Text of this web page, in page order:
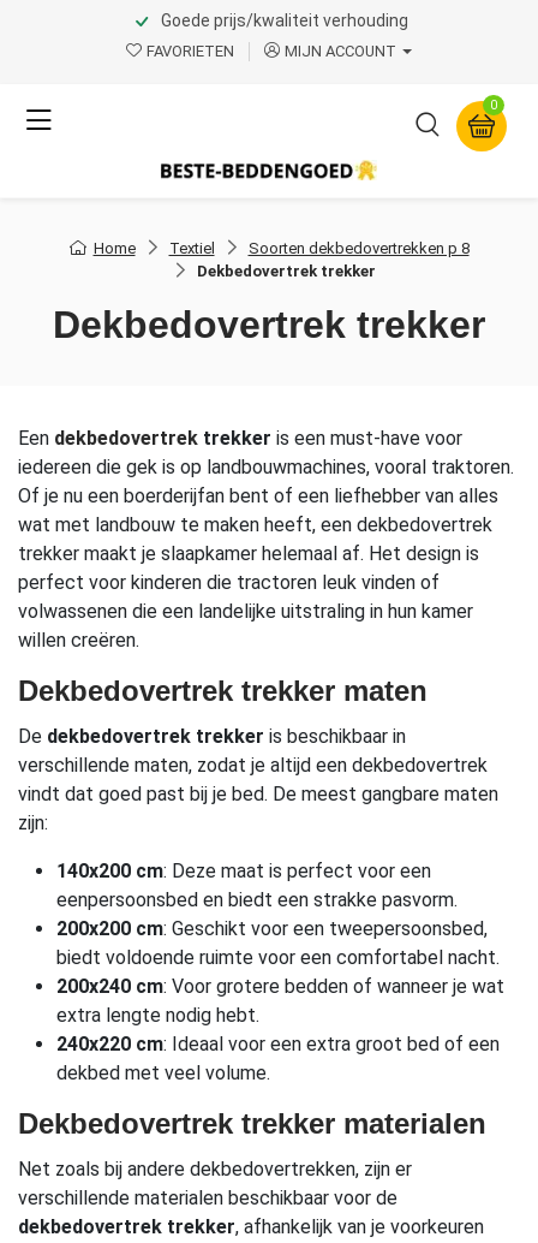
Goede prijs/kwaliteit verhouding
FAVORIETEN MIJN ACCOUNT
0
Home Textiel
Soorten dekbedovertrekken p 8
Dekbedovertrek trekker
Dekbedovertrek trekker
Een dekbedovertrek trekker is een must-have voor
iedereen die gek is op landbouwmachines, vooral traktoren.
Of je nu een boerderijfan bent of een liefhebber van alles
wat met landbouw te maken heeft, een dekbedovertrek
trekker maakt je slaapkamer helemaal af. Het design is
perfect voor kinderen die tractoren leuk vinden of
volwassenen die een landelijke uitstraling in hun kamer
willen creëren.
Dekbedovertrek trekker maten
De dekbedovertrek trekker is beschikbaar in
verschillende maten, zodat je altijd een dekbedovertrek
vindt dat goed past bij je bed. De meest gangbare maten
zijn:
140x200 cm: Deze maat is perfect voor een
eenpersoonsbed en biedt een strakke pasvorm.
200x200 cm: Geschikt voor een tweepersoonsbed,
biedt voldoende ruimte voor een comfortabel nacht.
200x240 cm: Voor grotere bedden of wanneer je wat
extra lengte nodig hebt.
240x220 cm: Ideaal voor een extra groot bed of een
dekbed met veel volume.
Dekbedovertrek trekker materialen
Net zoals bij andere dekbedovertrekken, zijn er
verschillende materialen beschikbaar voor de
dekbedovertrek trekker, afhankelijk van je voorkeuren